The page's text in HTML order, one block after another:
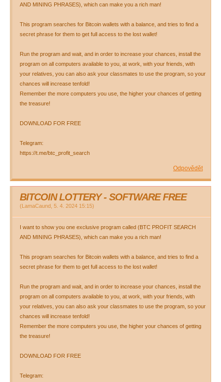
AND MINING PHRASES), which can make you a rich man!
This program searches for Bitcoin wallets with a balance, and tries to find a
secret phrase for them to get full access to the lost wallet!
Run the program and wait, and in order to increase your chances, install the
program on all computers available to you, at work, with your friends, with
your relatives, you can also ask your classmates to use the program, so your
chances will increase tenfold!
Remember the more computers you use, the higher your chances of getting
the treasure!
DOWNLOAD FOR FREE
Telegram:
https://t.me/btc_profit_search
Odpovědět
BITCOIN LOTTERY - SOFTWARE FREE
(LamaCaund 5. 4. 2024 15:15)
I want to show you one exclusive program called (BTC PROFIT SEARCH
AND MINING PHRASES), which can make you a rich man!
This program searches for Bitcoin wallets with a balance, and tries to find a
secret phrase for them to get full access to the lost wallet!
Run the program and wait, and in order to increase your chances, install the
program on all computers available to you, at work, with your friends, with
your relatives, you can also ask your classmates to use the program, so your
chances will increase tenfold!
Remember the more computers you use, the higher your chances of getting
the treasure!
DOWNLOAD FOR FREE
Telegram: